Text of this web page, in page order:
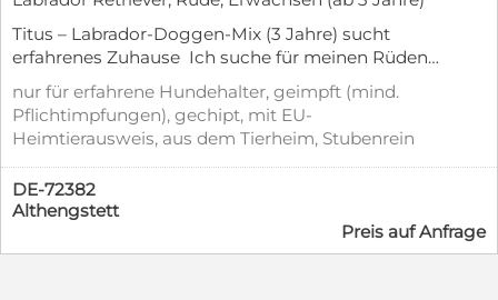
Titus – Labrador-Doggen-Mix (3 Jahre) sucht
erfahrenes Zuhause Ich suche für meinen Rüden
Titus schweren Herzens ein neues Zuhause bei
sehr erfahrenen Hundehaltern. Titus wird im Juni 3
Jahre alt, wiegt ca. 28 kg, ist gechippt, geimpft und
nicht kastriert. Er ist körperlich gesund und ein
intelligenter, lernfähiger Hund. Zu seinem Wesen:
Mir gegenüber ist Titus ein sehr freundlicher,
loyaler und angenehmer Hund. Er hört
grundsätzlich, auch wenn er seinen eigenen Kopf
nur für erfahrene Hundehalter, geimpft (mind.
Pflichtimpfungen), gechipt, mit EU-
Heimtierausweis, aus dem Tierheim, Stubenrein
DE-72382
Althengstett
Preis auf Anfrage